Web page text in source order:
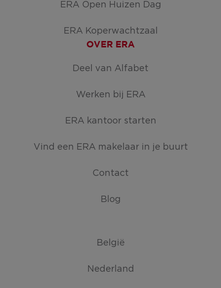
ERA Open Huizen Dag
ERA Koperwachtzaal
OVER ERA
Deel van Alfabet
Werken bij ERA
ERA kantoor starten
Vind een ERA makelaar in je buurt
Contact
Blog
België
Nederland